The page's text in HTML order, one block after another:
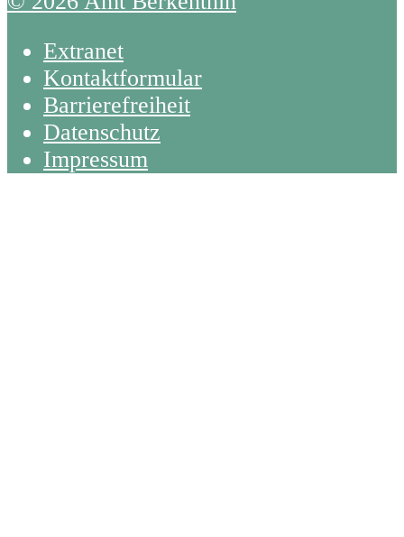
Extranet
Kontaktformular
Barrierefreiheit
Datenschutz
Impressum